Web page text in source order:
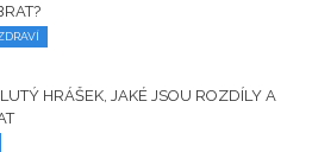
HRÁŠEK, JAKÉ JSOU ROZDÍLY A